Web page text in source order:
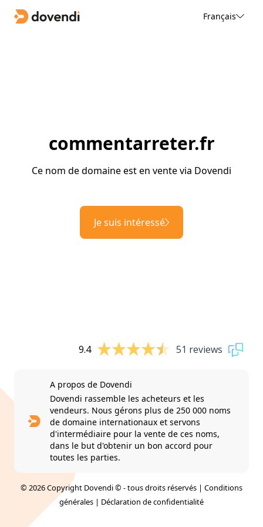
Français
commentarreter.fr
Ce nom de domaine est en vente via Dovendi
Je suis intéressé
9.4 51 reviews
A propos de Dovendi
Dovendi rassemble les acheteurs et les
vendeurs. Nous gérons plus de 250 000 noms
de domaine internationaux et servons
d'intermédiaire pour la vente de ces noms,
dans le but d'obtenir un bon accord pour
toutes les parties.
© 2026 Copyright Dovendi © - tous droits réservés | Conditions
générales | Déclaration de confidentialité